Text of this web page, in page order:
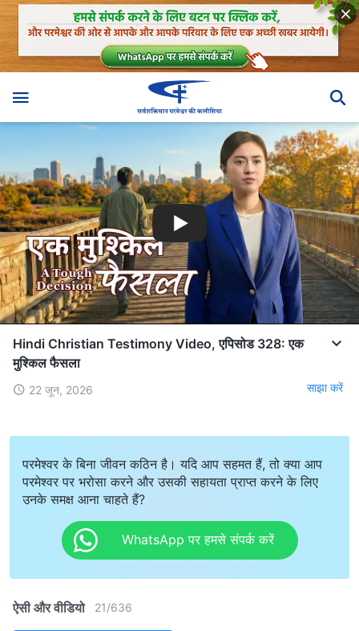
Hindi Christian Testimony Video, एपिसोड 328: एक
मुश्किल फैसला
22 जून, 2026 साझा करें
परमेश्वर के बिना जीवन कठिन है। यदि आप सहमत हैं, तो क्या आप
परमेश्वर पर भरोसा करने और उसकी सहायता प्राप्त करने के लिए
उनके समक्ष आना चाहते हैं?
WhatsApp पर हमसे संपर्क करें
ऐसी और वीडियो 21/636